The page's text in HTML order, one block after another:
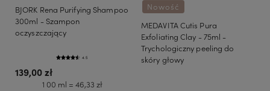
BJORK Rena Purifying Shampoo
300ml - Szampon
oczyszczający
4.5
139,00 zł
1 00 ml = 46,33 zł
Nowość
MEDAVITA Cutis Pura
Exfoliating Clay - 75ml -
Trychologiczny peeling do
skóry głowy